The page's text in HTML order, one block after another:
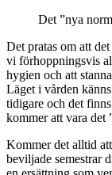
Det ”nya
Det pratas om att
vi förhoppningsvis
hygien och att
Läget i vården
tidigare och det
kommer att vara
Kommer det alltid
beviljade semestrar